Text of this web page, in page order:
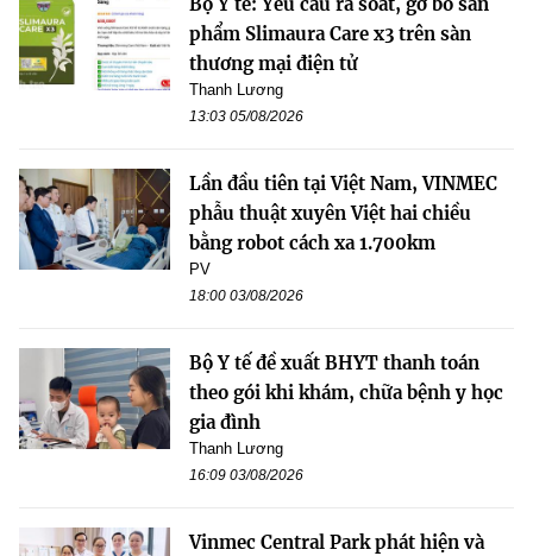
phẩm Slimaura Care x3 trên sàn
thương mại điện tử
Thanh Lương
13:03 05/08/2026
Lần đầu tiên tại Việt Nam, VINMEC
phẫu thuật xuyên Việt hai chiều
bằng robot cách xa 1.700km
PV
18:00 03/08/2026
Bộ Y tế đề xuất BHYT thanh toán
theo gói khi khám, chữa bệnh y học
gia đình
Thanh Lương
16:09 03/08/2026
Vinmec Central Park phát hiện và